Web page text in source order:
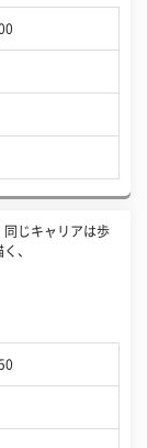
同じキャリアは歩
、